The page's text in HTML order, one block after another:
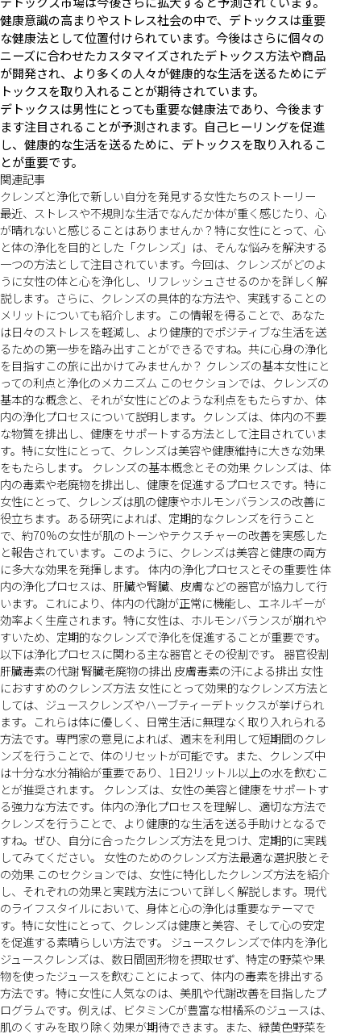
健康意識の高まりやストレス社会の中で、デトックスは重要
な健康法として位置付けられています。今後はさらに個々の
ニーズに合わせたカスタマイズされたデトックス方法や商品
が開発され、より多くの人々が健康的な生活を送るためにデ
トックスを取り入れることが期待されています。
デトックスは男性にとっても重要な健康法であり、今後ます
ます注目されることが予測されます。自己ヒーリングを促進
し、健康的な生活を送るために、デトックスを取り入れるこ
とが重要です。
関連記事
クレンズと浄化で新しい自分を発見する女性たちのストーリー
最近、ストレスや不規則な生活でなんだか体が重く感じたり、心
が晴れないと感じることはありませんか？特に女性にとって、心
と体の浄化を目的とした「クレンズ」は、そんな悩みを解決する
一つの方法として注目されています。今回は、クレンズがどのよ
うに女性の体と心を浄化し、リフレッシュさせるのかを詳しく解
説します。さらに、クレンズの具体的な方法や、実践することの
メリットについても紹介します。この情報を得ることで、あなた
は日々のストレスを軽減し、より健康的でポジティブな生活を送
るための第一歩を踏み出すことができるですね。共に心身の浄化
を目指すこの旅に出かけてみませんか？ クレンズの基本女性にと
っての利点と浄化のメカニズム このセクションでは、クレンズの
基本的な概念と、それが女性にどのような利点をもたらすか、体
内の浄化プロセスについて説明します。クレンズは、体内の不要
な物質を排出し、健康をサポートする方法として注目されていま
す。特に女性にとって、クレンズは美容や健康維持に大きな効果
をもたらします。 クレンズの基本概念とその効果 クレンズは、体
内の毒素や老廃物を排出し、健康を促進するプロセスです。特に
女性にとって、クレンズは肌の健康やホルモンバランスの改善に
役立ちます。ある研究によれば、定期的なクレンズを行うこと
で、約70%の女性が肌のトーンやテクスチャーの改善を実感した
と報告されています。このように、クレンズは美容と健康の両方
に多大な効果を発揮します。 体内の浄化プロセスとその重要性 体
内の浄化プロセスは、肝臓や腎臓、皮膚などの器官が協力して行
います。これにより、体内の代謝が正常に機能し、エネルギーが
効率よく生産されます。特に女性は、ホルモンバランスが崩れや
すいため、定期的なクレンズで浄化を促進することが重要です。
以下は浄化プロセスに関わる主な器官とその役割です。 器官役割
肝臓毒素の代謝 腎臓老廃物の排出 皮膚毒素の汗による排出 女性
におすすめのクレンズ方法 女性にとって効果的なクレンズ方法と
しては、ジュースクレンズやハーブティーデトックスが挙げられ
ます。これらは体に優しく、日常生活に無理なく取り入れられる
方法です。専門家の意見によれば、週末を利用して短期間のクレ
ンズを行うことで、体のリセットが可能です。また、クレンズ中
は十分な水分補給が重要であり、1日2リットル以上の水を飲むこ
とが推奨されます。 クレンズは、女性の美容と健康をサポートす
る強力な方法です。体内の浄化プロセスを理解し、適切な方法で
クレンズを行うことで、より健康的な生活を送る手助けとなるで
すね。ぜひ、自分に合ったクレンズ方法を見つけ、定期的に実践
してみてください。 女性のためのクレンズ方法最適な選択肢とそ
の効果 このセクションでは、女性に特化したクレンズ方法を紹介
し、それぞれの効果と実践方法について詳しく解説します。現代
のライフスタイルにおいて、身体と心の浄化は重要なテーマで
す。特に女性にとって、クレンズは健康と美容、そして心の安定
を促進する素晴らしい方法です。 ジュースクレンズで体内を浄化
ジュースクレンズは、数日間固形物を摂取せず、特定の野菜や果
物を使ったジュースを飲むことによって、体内の毒素を排出する
方法です。特に女性に人気なのは、美肌や代謝改善を目指したプ
ログラムです。例えば、ビタミンCが豊富な柑橘系のジュースは、
肌のくすみを取り除く効果が期待できます。また、緑黄色野菜を